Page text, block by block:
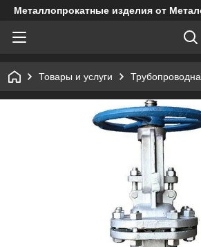
Металлопрокатные изделия от
Товары и услуги